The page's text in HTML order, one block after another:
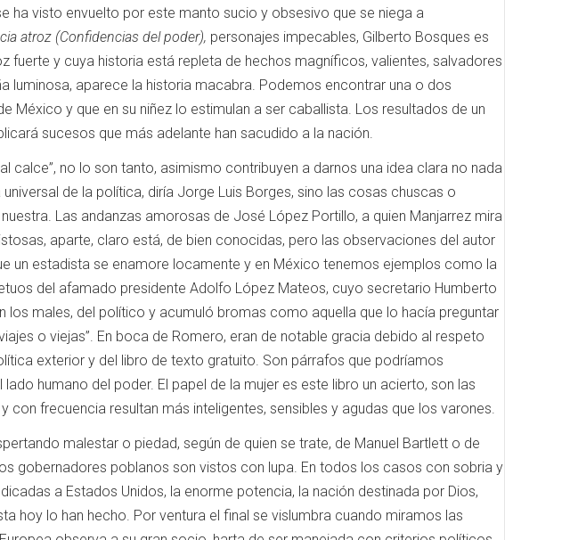
ha visto envuelto por este manto sucio y obsesivo que se niega a
atroz (Confidencias del poder), personajes impecables, Gilberto Bosques es
fuerte y cuya historia está repleta de hechos magníficos, valientes, salvadores
luminosa, aparece la historia macabra. Podemos encontrar una o dos
y que en su niñez lo estimulan a ser caballista. Los resultados de un
sucesos que más adelante han sacudido a la nación.
calce”, no lo son tanto, asimismo contribuyen a darnos una idea clara no nada
de la política, diría Jorge Luis Borges, sino las cosas chuscas o
Las andanzas amorosas de José López Portillo, a quien Manjarrez mira
aparte, claro está, de bien conocidas, pero las observaciones del autor
un estadista se enamore locamente y en México tenemos ejemplos como la
del afamado presidente Adolfo López Mateos, cuyo secretario Humberto
males, del político y acumuló bromas como aquella que lo hacía preguntar
o viejas”. En boca de Romero, eran de notable gracia debido al respeto
exterior y del libro de texto gratuito. Son párrafos que podríamos
humano del poder. El papel de la mujer es este libro un acierto, son las
con frecuencia resultan más inteligentes, sensibles y agudas que los varones.
malestar o piedad, según de quien se trate, de Manuel Bartlett o de
gobernadores poblanos son vistos con lupa. En todos los casos con sobria y
a Estados Unidos, la enorme potencia, la nación destinada por Dios,
hoy lo han hecho. Por ventura el final se vislumbra cuando miramos las